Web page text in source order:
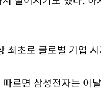
최초로 글로벌 기업
르면 삼성전자는 이